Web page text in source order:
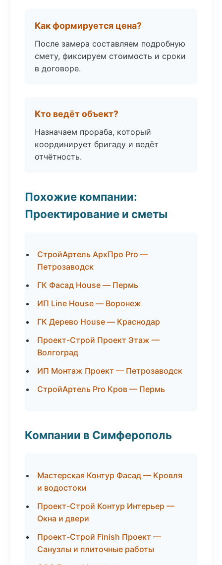
Как формируется цена?
После замера составляем подробную
смету, фиксируем стоимость и сроки
в договоре.
Кто ведёт объект?
Назначаем прораба, который
координирует бригаду и ведёт
отчётность.
Похожие компании:
Проектирование и сметы
СтройАртель АрхПро Pro —
Петрозаводск
ГК Фасад House — Пермь
ИП Line House — Воронеж
ГК Дерево House — Краснодар
Проект-Строй Проект Этаж —
Волгоград
ИП Монтаж Проект — Петрозаводск
СтройАртель Pro Кров — Пермь
Компании в Симферополь
Мастерская Контур Фасад — Кровля
и водостоки
Проект-Строй Контур Интерьер —
Окна и двери
Проект-Строй Finish Проект —
Санузлы и плиточные работы